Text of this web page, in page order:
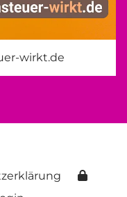
wirkt.de